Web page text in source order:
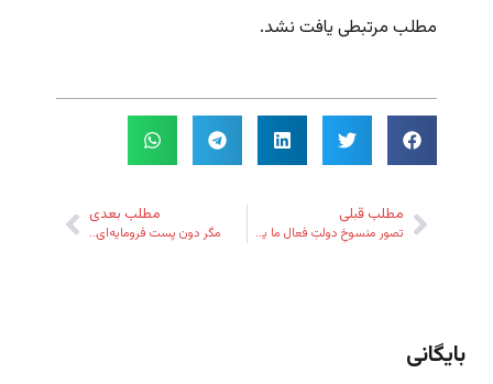
مطلب مرتبطی یافت نشد.
مطلب قبلی
تصور منسوخِ دولتِ فعال ما یشاء
مطلب بعدی
مگر دون پست فرومایه‌ای…
بایگانی